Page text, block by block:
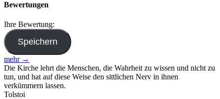
Bewertungen
Ihre Bewertung:
mehr →
Die Kirche lehrt die Menschen, die Wahrheit zu wissen und nicht zu
tun, und hat auf diese Weise den sittlichen Nerv in ihnen
verkümmern lassen.
Tolstoi